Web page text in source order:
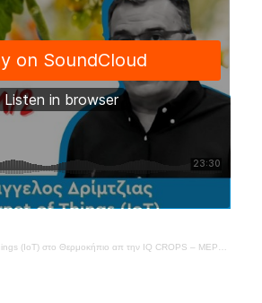
(IoT) στο Θερμοκήπιο απ την IQ CROPS – ΜΕΡΟΣ 1ο